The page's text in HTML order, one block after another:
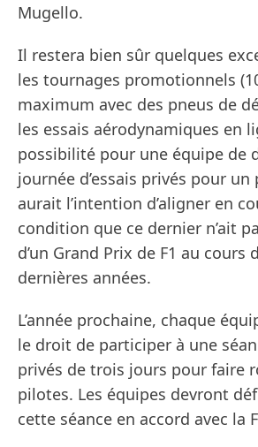
Mugello.
Il restera bien sûr quelques
les tournages promotionnels
maximum avec des pneus de
les essais aérodynamiques en
possibilité pour une équipe de
journée d’essais privés pour un
aurait l’intention d’aligner en
condition que ce dernier n’ait
d’un Grand Prix de F1 au cours
dernières années.
L’année prochaine, chaque
le droit de participer à une
privés de trois jours pour faire
pilotes. Les équipes devront
cette séance en accord avec la